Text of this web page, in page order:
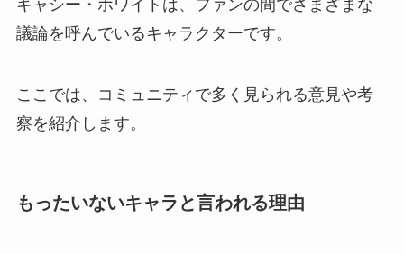
キャシー・ホワイトは、ファンの間でさまざまな
議論を呼んでいるキャラクターです。
ここでは、コミュニティで多く見られる意見や考
察を紹介します。
もったいないキャラと言われる理由